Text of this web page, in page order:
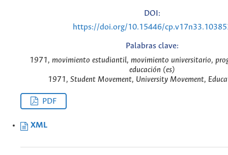
DOI:
https://doi.org/10.15446/
Palabras clave:
1971, movimiento estudiantil, movimiento universitario,
educación (es)
1971, Student Movement, University Movement,
PDF
XML